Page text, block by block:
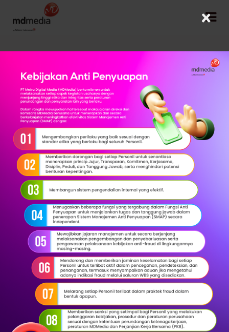
Digital Campaign
Ikhtisar Produk
Layanan solusi produk melalui channel online Membantu
Klient Berdasarkan Performance Base .
×